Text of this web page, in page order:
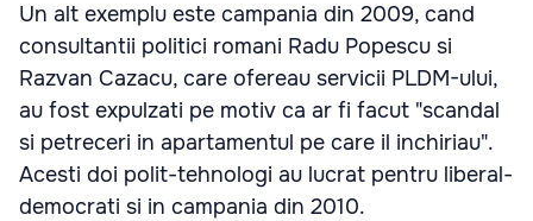
Un alt exemplu este campania din 2009, cand
consultantii politici romani Radu Popescu si
Razvan Cazacu, care ofereau servicii PLDM-ului,
au fost expulzati pe motiv ca ar fi facut "scandal
si petreceri in apartamentul pe care il inchiriau".
Acesti doi polit-tehnologi au lucrat pentru liberal-
democrati si in campania din 2010.